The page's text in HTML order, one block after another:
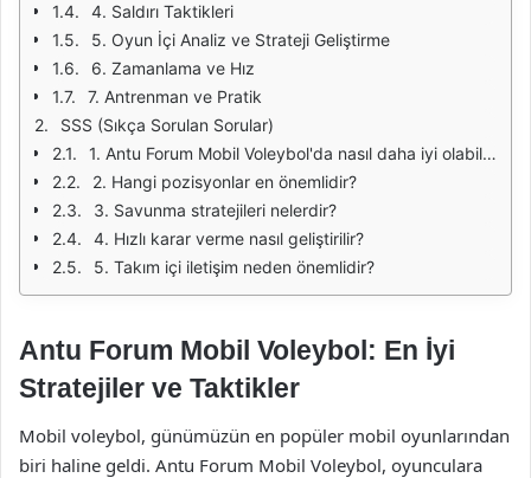
4. Saldırı Taktikleri
5. Oyun İçi Analiz ve Strateji Geliştirme
6. Zamanlama ve Hız
7. Antrenman ve Pratik
SSS (Sıkça Sorulan Sorular)
1. Antu Forum Mobil Voleybol'da nasıl daha iyi olabilirim?
2. Hangi pozisyonlar en önemlidir?
3. Savunma stratejileri nelerdir?
4. Hızlı karar verme nasıl geliştirilir?
5. Takım içi iletişim neden önemlidir?
Antu Forum Mobil Voleybol: En İyi
Stratejiler ve Taktikler
Mobil voleybol, günümüzün en popüler mobil oyunlarından
biri haline geldi. Antu Forum Mobil Voleybol, oyunculara